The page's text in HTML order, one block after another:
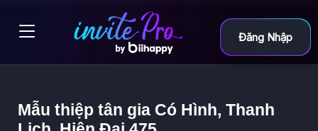
Đăng Nhập
Mẫu thiệp tân gia Có Hình, Thanh